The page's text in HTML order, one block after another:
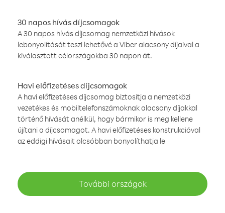
30 napos hívás díjcsomagok
A 30 napos hívás díjcsomag nemzetközi hívások
lebonyolítását teszi lehetővé a Viber alacsony díjaival a
kiválasztott célországokba 30 napon át.
Havi előfizetéses díjcsomagok
A havi előfizetéses díjcsomag biztosítja a nemzetközi
vezetékes és mobiltelefonszámoknak alacsony díjakkal
történő hívását anélkül, hogy bármikor is meg kellene
újítani a díjcsomagot. A havi előfizetéses konstrukcióval
az eddigi hívásait olcsóbban bonyolíthatja le
További országok